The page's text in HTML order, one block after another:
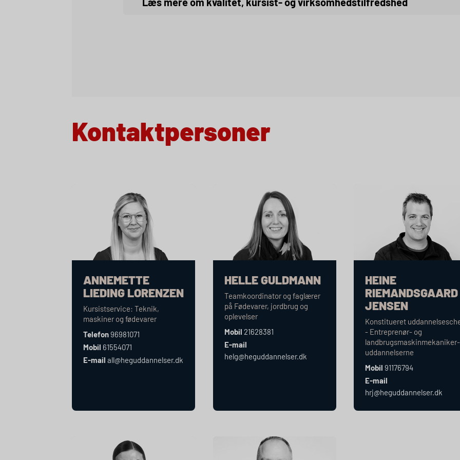
Kontaktpersoner
ANNEMETTE
LIEDING LORENZEN
Kursistservice: Teknik,
maskiner og fødevarer
Telefon96981071
Mobil 61554071
E-mail all@heguddannelser.dk
HELLE GULDMANN
Teamkoordinator og faglærer
på Fødevarer, jordbrug og
oplevelser
Mobil 21628381
E-mail
helg@heguddannelser.dk
HEINE
RIEMANDSGAARD
JENSEN
Konstitueret
- Entreprenør- og
landbrugsmaskinmekaniker-
uddannelserne
Mobil 91176794
E-mail
hrj@heguddannelser.dk